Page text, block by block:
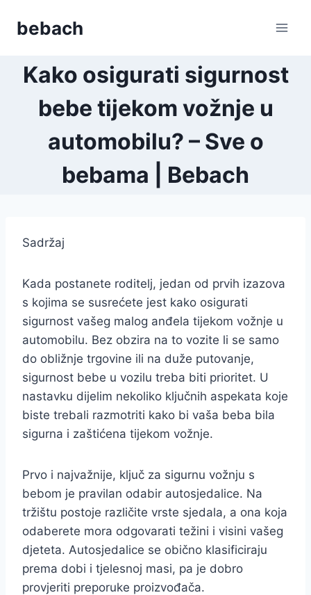
bebach
Kako osigurati sigurnost
bebe tijekom vožnje u
automobilu? – Sve o
bebama | Bebach
Sadržaj
Kada postanete roditelj, jedan od prvih izazova
s kojima se susrećete jest kako osigurati
sigurnost vašeg malog anđela tijekom vožnje u
automobilu. Bez obzira na to vozite li se samo
do obližnje trgovine ili na duže putovanje,
sigurnost bebe u vozilu treba biti prioritet. U
nastavku dijelim nekoliko ključnih aspekata koje
biste trebali razmotriti kako bi vaša beba bila
sigurna i zaštićena tijekom vožnje.
Prvo i najvažnije, ključ za sigurnu vožnju s
bebom je pravilan odabir autosjedalice. Na
tržištu postoje različite vrste sjedala, a ona koja
odaberete mora odgovarati težini i visini vašeg
djeteta. Autosjedalice se obično klasificiraju
prema dobi i tjelesnoj masi, pa je dobro
provjeriti preporuke proizvođača.